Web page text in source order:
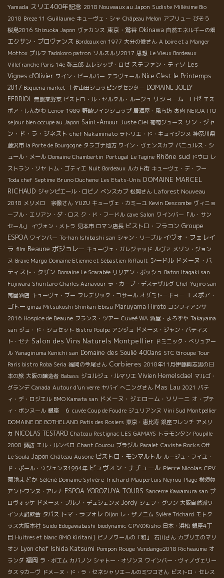
Yamada スリエ400年記念 2018 Nouveaux au Japon Sudiste Millésime Bio
2018 Breze 11 Guillaume キューヴェ・シャ Châpeau Melon アブリュー びそう
桜島2016 Shizuoka Japon ヴァカンス 東京・鴬谷 Okinawa 自然エネルギーの畑
エクサン・プロヴァンス Bordeaux en 1977 大分の俊さん A boire et a Manger
Mottox プルフ Tadokoro patron ソルスルリ2017 思想 Le Vieux Bordeaux
Villefranche Paris 14e 弥三郎 ムレシップ・ロゼ ステファン・ティソ Les
Vignes d'Olivier ワイン・ビールバー テラヴェール Nice C'est le Printemps
2017 Boqueria market 土佐山田ショッピングセンター DOMAINE JOLLY
FERRIOL 無農薬野菜 ビストロ・ル・セルクル・ルージュ リショーム ロゼ エス
ポア・しんかわ Lenoir 1989 野崎ワインショップ 居酒屋・風ら坊 お肉 NERJA ITO
sejour bien occupe au Japon Saint-Amour Juste Ciel 葡萄ジュース サン・ジャ
ン・ド・ラ・ジネスト chef Nakaminato ラトリエ・ド・キュイジンヌ 神奈川県
藤沢市 la Porte de Bourgogne タラゴナ地方 ワイン・ヴェンスカブ バニュルス・シ
ュール・メール Domaine Chambertin Portugal Le Tagine Rhône sud ドウロ レ
ストラン・ソヤ トム・ゴティエ Nuit Bordeaux ルカト街 キューヴェ・デ・フー
Toda chef Septime Bruno Duchene Les Etats-Unis DOMAINE MARCEL
RICHAUD ジャンピエール・ロビノ ベンスカブ 松岡さん Laforest Nouveau
2018 メリメロ 宗像さん YUZU キューヴェ・カミーユ Kevin Descombe ヴィニョ
ーブル・エリアン・ダ・ロス ク・ド・フードル cave Salon ワインバー「ル・サン
セール」
イヴォン・メトラ 見本市 ロマン店長 ビストロ・フラコン Groupe
ESPOA ワインバー To-han Ishibashi san シャン・リーブル イヴォ・フェレイ
ラ film Beaune ボジョレー キューヴェ・ガレジャッド ルヴァ メゾン・ジョン
ヌ Brave Margo Domaine Etienne et Sébastien Riffault シードル ドメーヌ・バ
ティスト・クザン Domaine Le Scarabée リリアン・ボッシュ Baton Itagaki san
Fujiwara Shuntaro Charles Aznavour ラ・カーブ・デステザルグ Chef Yujiro san
萬屋酒店 キューヴェ・ブー フレデリック・コサール オザミトーキョー エスポア・
ゴトー ginza Mitsukoshi Shinkan Ebisu Maruyama Hiroto コンフィアンサ
2016 Hospice de Beaune フランス・ツアー Cuveé WA 酒屋・よろずや Takayama
san ジュ・ド・ショセット Bistro Poulpe アンジュ ドメーヌ・ジャン・バティス
ト・セナ Salon des Vins Naturels Montpellier ドミニック・べリュアー
ル Yanaginuma Kenichi san Domaine des Soulié 400ans STC Groupe Tour
Paris bistro Roba Seria 福岡の今尾さん Corbieres 2018年11月伊藤與志男の日
本の旅 大阪の醸造者 Babass ジョルジュ・ルマリエ Vivien Hemelsdael マルゴ・
グランデ Canada Autour d'un verre ヤバイ へニングさん Mas Lau 2021 パテ
ィ・デ・ロジエル BMO Kamata san ドメーヌ・ジェローム・ソリーニ オ・プテ
ィ・ボンヌール 銀座 ６ cuvée Coup de Foudre ジュリアンヌ Vini Sud Montpellier
DOMAINE DE BOTHELAND Patis des Rosiers 東京・恵比寿 銀座フレンチ アメリ
カ NICOLAS TESTARD Chateau Restignac LES GAMAYS トラモンタン Poupille
2008 諏訪 エル・ルンベロ Chant Coucou ブラジル Pacalet Caviste Rocks Off
Le Soula Japon Château Ausone ビストロ・モンマルトル ルージュ・フイユ・
ド・ポール・ウジェンヌ1994年 ビュヴォン・ナチュール Pierre Nicolas CPV
菊池まどか Séléné Domaine Sylvère Trichard Maupertuis Neyrou-Plage 横須賀
アントワンヌ・アレナ ESPOA YOROZUYA TOURS Sancerre Kawamura san プ
ロヴォッケ ドメーヌ・ブルノ・デュシェンヌ Jordy シェフ・グワン 大阪自然派ワ
イン大試飲会 タパス トマ・ラフォレ Dijon レ・ザノ二ム Sylère Trichard モトク
ッス大阪本社 Suido Edogawabashi biodynamic CPVのKisho 日本・浜松 銀座4丁
目 Huitres et blanc BMO Kiritani] ピノノワールの「和」 石川さん カプリエのマリ
オン Lyon chef Ishida Katsumi Pompon Rouge Vendange2018 Richeaume オ
ランダ 福岡 ラ・ボエム カバノン シャトー・オゾンヌ ワインバー・ヴィノヴェリー
タス 9カーヴ ドメーヌ・ド・ラ・セネシャリエールのミワコさん ビストロ・セレス